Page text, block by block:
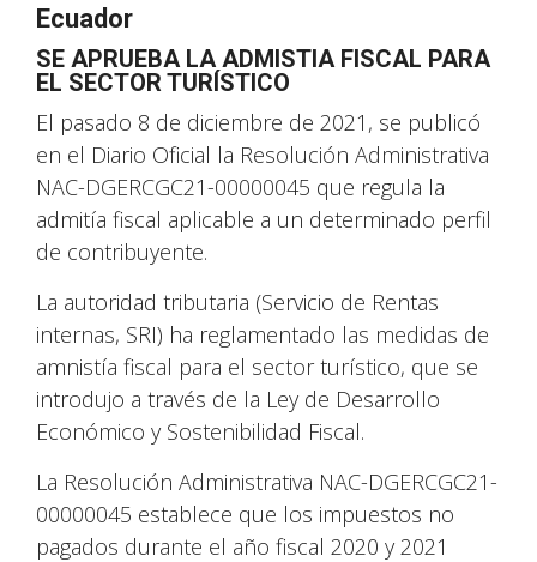
Ecuador
SE APRUEBA LA ADMISTIA FISCAL PARA
EL SECTOR TURÍSTICO
El pasado 8 de diciembre de 2021, se publicó
en el Diario Oficial la Resolución Administrativa
NAC-DGERCGC21-00000045 que regula la
admitía fiscal aplicable a un determinado perfil
de contribuyente.
La autoridad tributaria (Servicio de Rentas
internas, SRI) ha reglamentado las medidas de
amnistía fiscal para el sector turístico, que se
introdujo a través de la Ley de Desarrollo
Económico y Sostenibilidad Fiscal.
La Resolución Administrativa NAC-DGERCGC21-
00000045 establece que los impuestos no
pagados durante el año fiscal 2020 y 2021